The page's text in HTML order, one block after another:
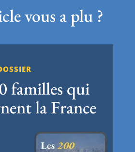
vous a plu ?
familles qui
la France